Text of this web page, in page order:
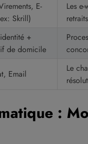
E-
Skrill)
Les
+
de domicile
Email
Le
: